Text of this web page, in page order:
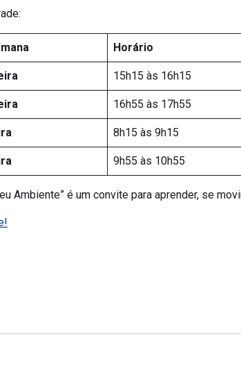
Horário
15h15 às 16h15
16h55 às 17h55
8h15 às 9h15
9h55 às 10h55
Ambiente” é um convite para aprender, se